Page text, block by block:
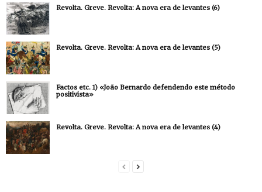
Revolta. Greve. Revolta: A nova era de levantes (6)
Revolta. Greve. Revolta: A nova era de levantes (5)
Factos etc. 1) «João Bernardo defendendo este método
positivista»
Revolta. Greve. Revolta: A nova era de levantes (4)